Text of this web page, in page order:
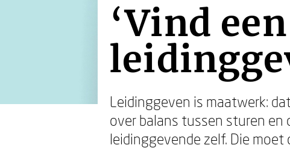
‘Vind
Leidinggeven is maatwerk:
over balans tussen sturen en
leidinggevende zelf. Die